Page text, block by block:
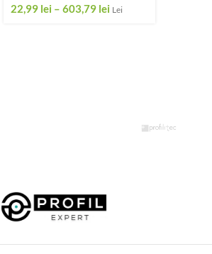
22,99 lei – 603,79 lei Lei